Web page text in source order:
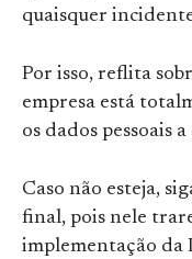
quaisquer
Por isso, reflita
empresa está
os dados pessoais
Caso não esteja,
final, pois nele
implementação da